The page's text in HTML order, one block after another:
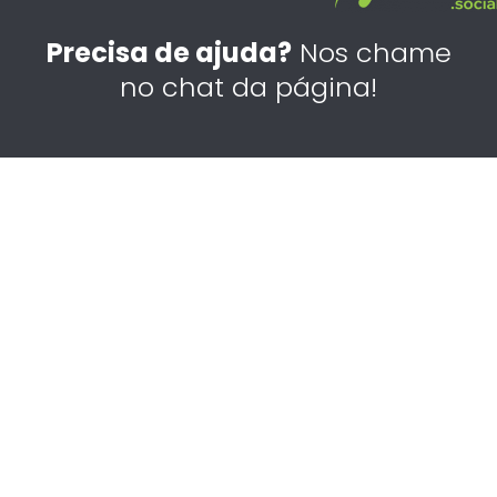
b
k
a
a
e
d
n
Precisa de ajuda?Nos chame
no chat da página!